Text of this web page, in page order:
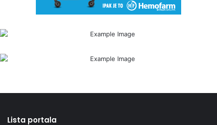
Lista portala